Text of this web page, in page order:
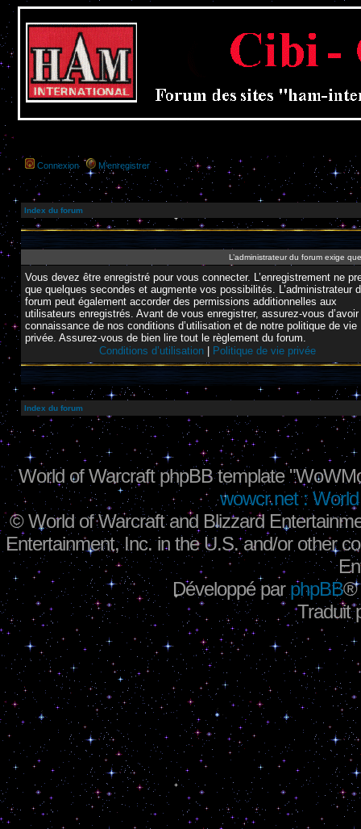
Connexion M’enregistrer
Index du forum
L’administrateur du forum exige
Vous devez être enregistré pour vous connecter. L’enregistrement ne
que quelques secondes et augmente vos possibilités. L’administrateur
forum peut également accorder des permissions additionnelles aux
utilisateurs enregistrés. Avant de vous enregistrer, assurez-vous
connaissance de nos conditions d’utilisation et de notre politique de vie
privée. Assurez-vous de bien lire tout le règlement du forum.
Conditions d’utilisation
Politique de vie privée
Index du forum
World of Warcraft phpBB template
wowcr.net :
©World of Warcraft and Blizzard
Entertainment, Inc. in the U.S. and/or other
Développé parphpBB®
Traduit